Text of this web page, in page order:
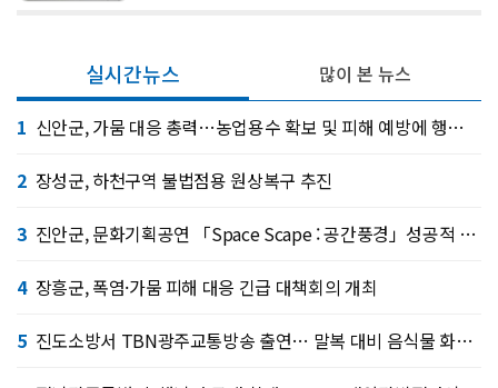
실시간뉴스
1 신안군, 가뭄 대응 총력…농업용수 확보 및 피해 예방에 행정력 집중
2 장성군, 하천구역 불법점용 원상복구 추진
3 진안군, 문화기획공연 「Space Scape : 공간풍경」성공적 마무리
4 장흥군, 폭염·가뭄 피해 대응 긴급 대책회의 개최
5 진도소방서 TBN광주교통방송 출연… 말복 대비 음식물 화재 예방수칙 홍보
많이 본 뉴스